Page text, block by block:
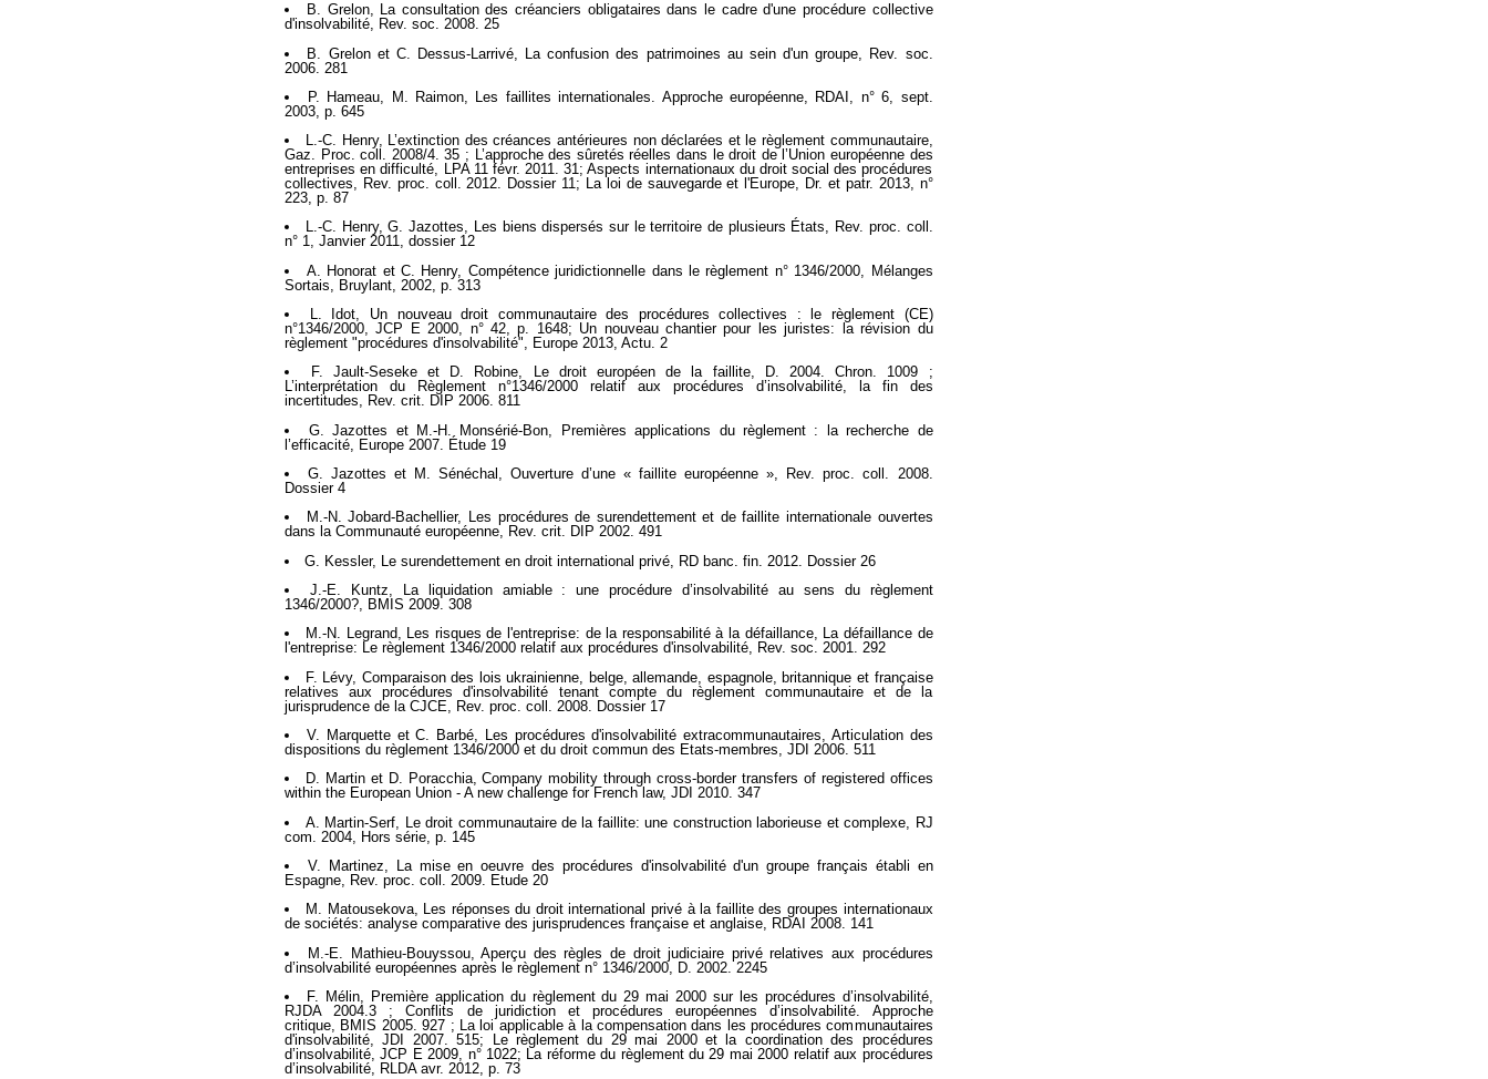
B. Grelon, La consultation des créanciers obligataires dans le cadre d'une procédure collective
d'insolvabilité, Rev. soc. 2008. 25
B. Grelon et C. Dessus-Larrivé, La confusion des patrimoines au sein d'un groupe, Rev. soc.
2006. 281
P. Hameau, M. Raimon, Les faillites internationales. Approche européenne, RDAI, n° 6, sept.
2003, p. 645
L.-C. Henry, L’extinction des créances antérieures non déclarées et le règlement communautaire,
Gaz. Proc. coll. 2008/4. 35 ; L’approche des sûretés réelles dans le droit de l’Union européenne des
entreprises en difficulté, LPA 11 févr. 2011. 31; Aspects internationaux du droit social des procédures
collectives, Rev. proc. coll. 2012. Dossier 11; La loi de sauvegarde et l'Europe, Dr. et patr. 2013, n°
223, p. 87
L.-C. Henry, G. Jazottes, Les biens dispersés sur le territoire de plusieurs États, Rev. proc. coll.
n° 1, Janvier 2011, dossier 12
A. Honorat et C. Henry, Compétence juridictionnelle dans le règlement n° 1346/2000, Mélanges
Sortais, Bruylant, 2002, p. 313
L. Idot, Un nouveau droit communautaire des procédures collectives : le règlement (CE)
n°1346/2000, JCP E 2000, n° 42, p. 1648; Un nouveau chantier pour les juristes: la révision du
règlement "procédures d'insolvabilité", Europe 2013, Actu. 2
F. Jault-Seseke et D. Robine, Le droit européen de la faillite, D. 2004. Chron. 1009 ;
L’interprétation du Règlement n°1346/2000 relatif aux procédures d’insolvabilité, la fin des
incertitudes, Rev. crit. DIP 2006. 811
G. Jazottes et M.-H. Monsérié-Bon, Premières applications du règlement : la recherche de
l’efficacité, Europe 2007. Étude 19
G. Jazottes et M. Sénéchal, Ouverture d’une « faillite européenne », Rev. proc. coll. 2008.
Dossier 4
M.-N. Jobard-Bachellier, Les procédures de surendettement et de faillite internationale ouvertes
dans la Communauté européenne, Rev. crit. DIP 2002. 491
G. Kessler, Le surendettement en droit international privé, RD banc. fin. 2012. Dossier 26
J.-E. Kuntz, La liquidation amiable : une procédure d’insolvabilité au sens du règlement
1346/2000?, BMIS 2009. 308
M.-N. Legrand, Les risques de l'entreprise: de la responsabilité à la défaillance, La défaillance de
l'entreprise: Le règlement 1346/2000 relatif aux procédures d'insolvabilité, Rev. soc. 2001. 292
F. Lévy, Comparaison des lois ukrainienne, belge, allemande, espagnole, britannique et française
relatives aux procédures d'insolvabilité tenant compte du règlement communautaire et de la
jurisprudence de la CJCE, Rev. proc. coll. 2008. Dossier 17
V. Marquette et C. Barbé, Les procédures d'insolvabilité extracommunautaires, Articulation des
dispositions du règlement 1346/2000 et du droit commun des Etats-membres, JDI 2006. 511
D. Martin et D. Poracchia, Company mobility through cross-border transfers of registered offices
within the European Union - A new challenge for French law, JDI 2010. 347
A. Martin-Serf, Le droit communautaire de la faillite: une construction laborieuse et complexe, RJ
com. 2004, Hors série, p. 145
V. Martinez, La mise en oeuvre des procédures d'insolvabilité d'un groupe français établi en
Espagne, Rev. proc. coll. 2009. Etude 20
M. Matousekova, Les réponses du droit international privé à la faillite des groupes internationaux
de sociétés: analyse comparative des jurisprudences française et anglaise, RDAI 2008. 141
M.-E. Mathieu-Bouyssou, Aperçu des règles de droit judiciaire privé relatives aux procédures
d’insolvabilité européennes après le règlement n° 1346/2000, D. 2002. 2245
F. Mélin, Première application du règlement du 29 mai 2000 sur les procédures d’insolvabilité,
RJDA 2004.3 ; Conflits de juridiction et procédures européennes d’insolvabilité. Approche
critique, BMIS 2005. 927 ; La loi applicable à la compensation dans les procédures communautaires
d'insolvabilité, JDI 2007. 515; Le règlement du 29 mai 2000 et la coordination des procédures
d’insolvabilité, JCP E 2009, n° 1022; La réforme du règlement du 29 mai 2000 relatif aux procédures
d’insolvabilité, RLDA avr. 2012, p. 73